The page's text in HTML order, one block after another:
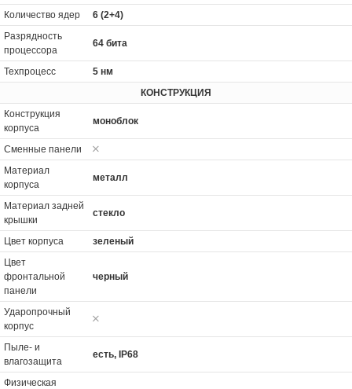
Количество ядер
6 (2+4)
Разрядность
процессора
64 бита
Техпроцесс
5 нм
КОНСТРУКЦИЯ
Конструкция
корпуса
моноблок
Сменные панели
Материал
корпуса
металл
Материал задней
крышки
стекло
Цвет корпуса
зеленый
Цвет
фронтальной
панели
черный
Ударопрочный
корпус
Пыле- и
влагозащита
есть, IP68
Физическая